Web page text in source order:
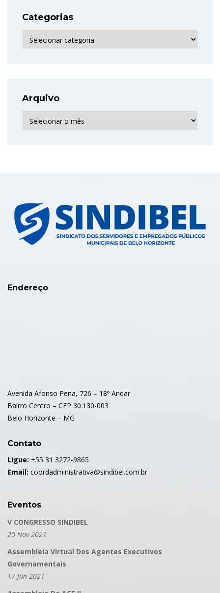
Categorias
Categorias
Arquivo
Arquivo
Endereço
Avenida Afonso Pena, 726 – 18º Andar
Bairro Centro – CEP 30.130-003
Belo Horizonte – MG
Contato
Ligue: +55 31 3272-9865
Email: coordadministrativa@sindibel.com.br
Eventos
V CONGRESSO SINDIBEL
20 Nov 2021
Assembleia Virtual Dos Agentes Executivos
Governamentais
17 Jun 2021